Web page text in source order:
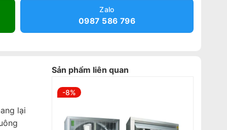
Zalo
0987 586 796
lại
Sản phẩm liên quan
-8%